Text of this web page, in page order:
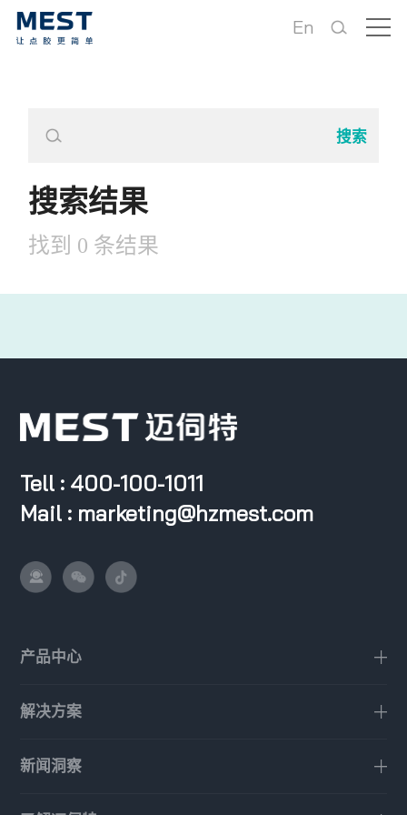
En
搜索结果
找到 0 条结果
Tell : 400-100-1011
Mail : marketing@hzmest.com
产品中心
解决方案
新闻洞察